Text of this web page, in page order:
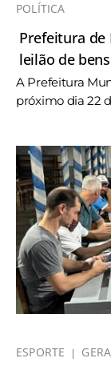
POLÍTICA
Prefeitura de
leilão de
A Prefeitura
próximo dia 22
ESPORTE